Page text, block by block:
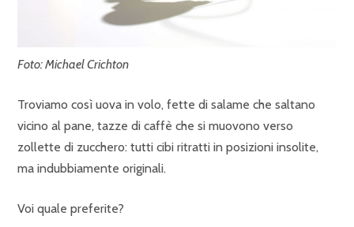
Foto: Michael Crichton
Troviamo così uova in volo, fette di salame che saltano
vicino al pane, tazze di caffè che si muovono verso
zollette di zucchero: tutti cibi ritratti in posizioni insolite,
ma indubbiamente originali.
Voi quale preferite?